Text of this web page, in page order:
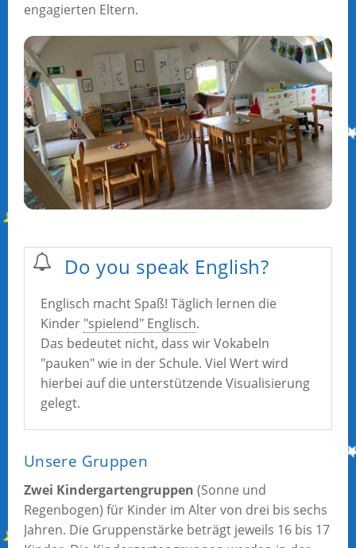
engagierten Eltern.
Do you speak English?
Englisch macht Spaß! Täglich lernen die
Kinder "spielend" Englisch.
Das bedeutet nicht, dass wir Vokabeln
"pauken" wie in der Schule. Viel Wert wird
hierbei auf die unterstützende Visualisierung
gelegt.
Unsere Gruppen
Zwei Kindergartengruppen (Sonne und
Regenbogen) für Kinder im Alter von drei bis sechs
Jahren. Die Gruppenstärke beträgt jeweils 16 bis 17